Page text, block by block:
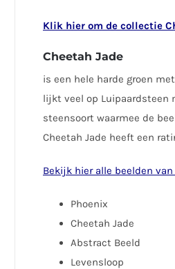
Klik hier om de collectie
Cheetah Jade
is een hele harde groen
lijkt veel op Luipaardsteen
steensoort waarmee de
Cheetah Jade heeft een
Bekijk hier alle beelden van
Phoenix
Cheetah Jade
Abstract Beeld
Levensloop